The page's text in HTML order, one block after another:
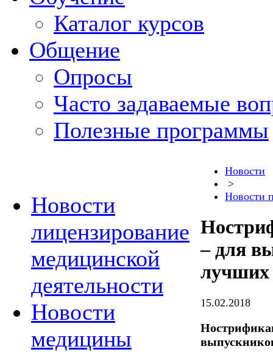
Каталог курсов
Общение
Опросы
Часто задаваемые
Полезные программы
Новости
лицензирование
медицинской
деятельности
Новости
медицины
Новости
>
Новости
– для
лучших
15.02.2018